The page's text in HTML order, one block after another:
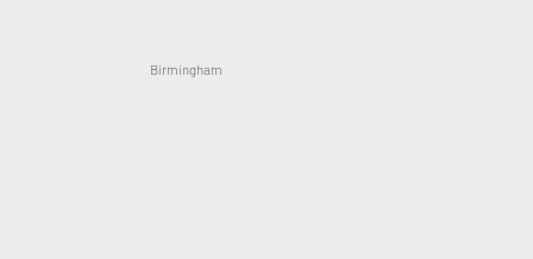
Birmingham